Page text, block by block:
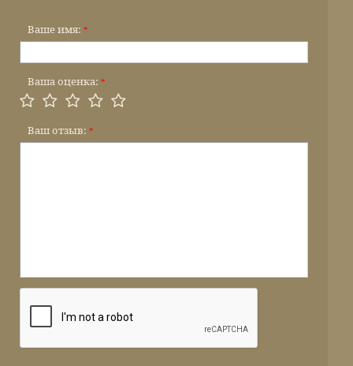
Ваше имя: *
Ваша оценка: *
Ваш отзыв: *